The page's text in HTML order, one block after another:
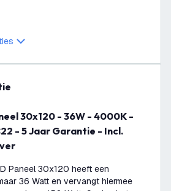
- 5 Jaar Garantie - Incl.
Paneel 30x120 heeft een
36 Watt en vervangt hiermee